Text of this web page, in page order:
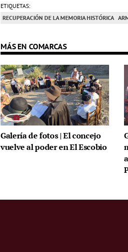
ETIQUETAS:
RECUPERACIÓN DE LA MEMORIA HISTÓRICA
MÁS EN COMARCAS
Galería de fotos | El concejo
vuelve al poder en El Escobio